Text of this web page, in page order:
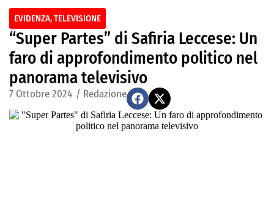
EVIDENZA,TELEVISIONE
“Super Partes” di Safiria Leccese: Un
faro di approfondimento politico nel
panorama televisivo
7 Ottobre 2024 / Redazione